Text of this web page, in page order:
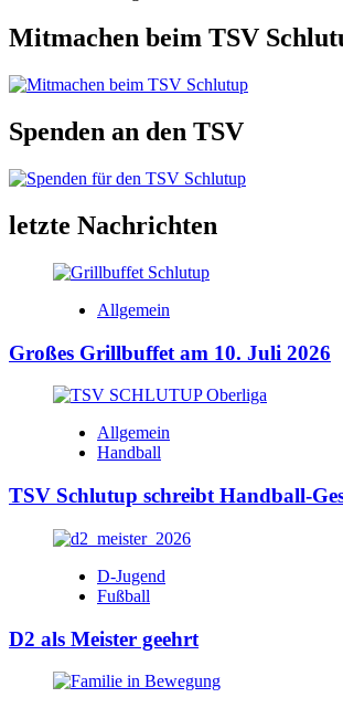
Mitmachen beim TSV
Spenden an den TSV
letzte Nachrichten
Allgemein
Großes Grillbuffet am 10. Juli 2026
Allgemein
Handball
TSV Schlutup schreibt Handball-
D-Jugend
Fußball
D2 als Meister geehrt